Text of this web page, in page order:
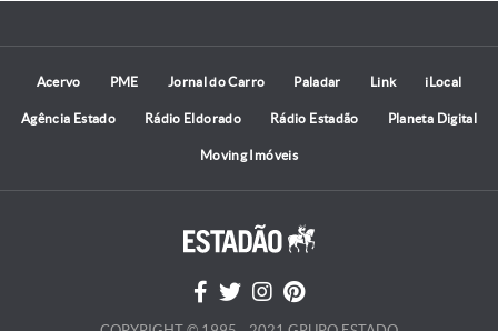
Acervo PME Jornal do Carro Paladar Link iLocal
Agência Estado Rádio Eldorado Rádio Estadão Planeta Digital
Moving Imóveis